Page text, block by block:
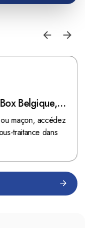
Belgique,
maçon, accédez
traitance dans